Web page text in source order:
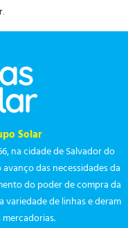
Solar
na cidade de Salvador do
das necessidades da
do poder de compra da
de linhas e deram